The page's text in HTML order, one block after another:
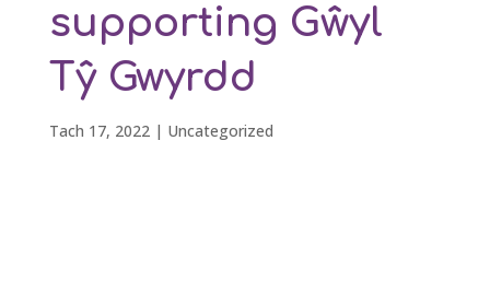
supporting Gŵyl
Tŷ Gwyrdd
Tach 17, 2022| Uncategorized